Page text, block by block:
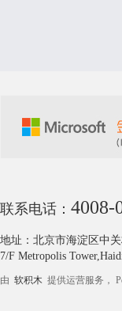
联系电话： 4008-
地址：北京市海淀区中
7/F Metropolis
由 软积木 提供运营服务，